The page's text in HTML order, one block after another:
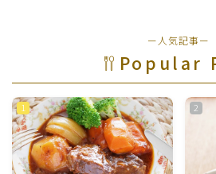
ゃ・ゴーヤ)
野菜料理(キャベツ・白菜・ほうれ
菜・にら)
ー人気記事ー
Popular